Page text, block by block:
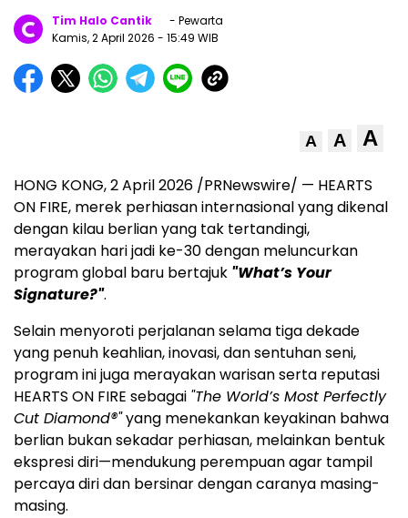
Tim Halo Cantik
- Pewarta
Kamis, 2 April 2026 - 15:49 WIB
A A A
HONG KONG, 2 April 2026 /PRNewswire/ — HEARTS
ON FIRE, merek perhiasan internasional yang dikenal
dengan kilau berlian yang tak tertandingi,
merayakan hari jadi ke-30 dengan meluncurkan
program global baru bertajuk "What’s Your
Signature?".
Selain menyoroti perjalanan selama tiga dekade
yang penuh keahlian, inovasi, dan sentuhan seni,
program ini juga merayakan warisan serta reputasi
HEARTS ON FIRE sebagai "The World’s Most Perfectly
Cut Diamond®"yang menekankan keyakinan bahwa
berlian bukan sekadar perhiasan, melainkan bentuk
ekspresi diri—mendukung perempuan agar tampil
percaya diri dan bersinar dengan caranya masing-
masing.